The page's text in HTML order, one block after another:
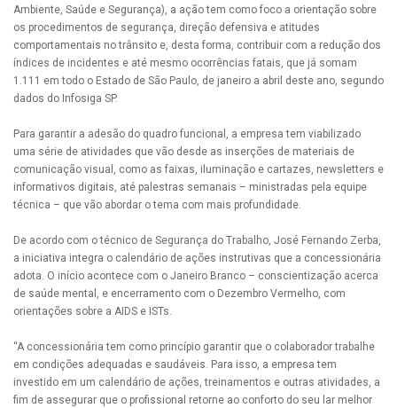
Ambiente, Saúde e Segurança), a ação tem como foco a orientação sobre
os procedimentos de segurança, direção defensiva e atitudes
comportamentais no trânsito e, desta forma, contribuir com a redução dos
índices de incidentes e até mesmo ocorrências fatais, que já somam
1.111 em todo o Estado de São Paulo, de janeiro a abril deste ano, segundo
dados do Infosiga SP.
Para garantir a adesão do quadro funcional, a empresa tem viabilizado
uma série de atividades que vão desde as inserções de materiais de
comunicação visual, como as faixas, iluminação e cartazes, newsletters e
informativos digitais, até palestras semanais – ministradas pela equipe
técnica – que vão abordar o tema com mais profundidade.
De acordo com o técnico de Segurança do Trabalho, José Fernando Zerba,
a iniciativa integra o calendário de ações instrutivas que a concessionária
adota. O início acontece com o Janeiro Branco – conscientização acerca
de saúde mental, e encerramento com o Dezembro Vermelho, com
orientações sobre a AIDS e ISTs.
“A concessionária tem como princípio garantir que o colaborador trabalhe
em condições adequadas e saudáveis. Para isso, a empresa tem
investido em um calendário de ações, treinamentos e outras atividades, a
fim de assegurar que o profissional retorne ao conforto do seu lar melhor